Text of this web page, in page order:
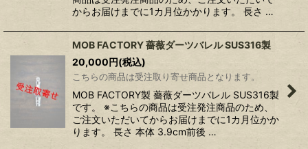
からお届けまでに1カ月位かかります。 長さ …
MOB FACTORY 薔薇ダーツバレル SUS316製
20,000円(税込)
こちらの商品は受注取り寄せ商品となります。
MOB FACTORY製 薔薇ダーツバレル SUS316製
です。 ※こちらの商品は受注発注商品のため、
ご注文いただいてからお届けまでに1カ月位かか
ります。 長さ 本体 3.9cm前後 …